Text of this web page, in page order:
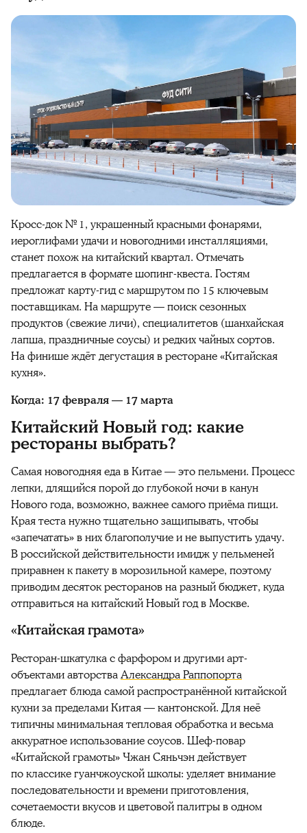
Кросс-док № 1, украшенный красными фонарями,
иероглифами удачи и новогодними инсталляциями,
станет похож на китайский квартал. Отмечать
предлагается в формате шопинг-квеста. Гостям
предложат карту-гид с маршрутом по 15 ключевым
поставщикам. На маршруте — поиск сезонных
продуктов (свежие личи), специалитетов (шанхайская
лапша, праздничные соусы) и редких чайных сортов.
На финише ждёт дегустация в ресторане «Китайская
кухня».
Когда: 17 февраля — 17 марта
Китайский Новый год: какие
рестораны выбрать?
Самая новогодняя еда в Китае — это пельмени. Процесс
лепки, длящийся порой до глубокой ночи в канун
Нового года, возможно, важнее самого приёма пищи.
Края теста нужно тщательно защипывать, чтобы
«запечатать» в них благополучие и не выпустить удачу.
В российской действительности имидж у пельменей
приравнен к пакету в морозильной камере, поэтому
приводим десяток ресторанов на разный бюджет, куда
отправиться на китайский Новый год в Москве.
«Китайская грамота»
Ресторан-шкатулка с фарфором и другими арт-
объектами авторстваАлександра Раппопорта
предлагает блюда самой распространённой китайской
кухни за пределами Китая — кантонской. Для неё
типичны минимальная тепловая обработка и весьма
аккуратное использование соусов. Шеф-повар
«Китайской грамоты» Чжан Сяньчэн действует
по классике гуанчжоуской школы: уделяет внимание
последовательности и времени приготовления,
сочетаемости вкусов и цветовой палитры в одном
блюде.